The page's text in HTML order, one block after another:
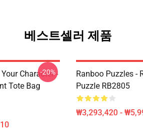
베스트셀러 제품
Character -
Tote Bag
-20%
Ranboo Puzzles -
Puzzle RB2805
₩3,293,420 -